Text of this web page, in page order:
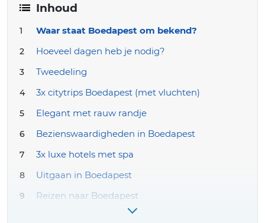
Inhoud
Waar staat Boedapest om bekend?
Hoeveel dagen heb je nodig?
Tweedeling
3x citytrips Boedapest (met vluchten)
Elegant met rauw randje
Bezienswaardigheden in Boedapest
3x luxe hotels met spa
Uitgaan in Boedapest
Reizen naar Boedapest
Vakantie Hongarije boeken – tips!